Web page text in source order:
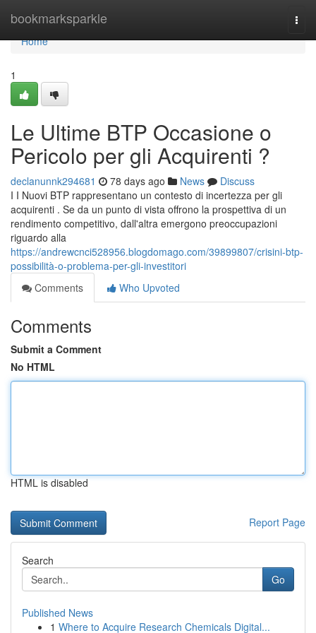
bookmarksparkle
Home
Home
1
Le Ultime BTP Occasione o
Pericolo per gli Acquirenti ?
declanunnk294681 78 days ago News
Discuss
I I Nuovi BTP rappresentano un contesto di incertezza per gli
acquirenti . Se da un punto di vista offrono la prospettiva di un
rendimento competitivo, dall'altra emergono preoccupazioni
riguardo alla
https://andrewcnci528956.blogdomago.com/39899807/crisini-btp-
possibilità-o-problema-per-gli-investitori
Comments
Who Upvoted
Comments
Submit a Comment
No HTML
HTML is disabled
Report Page
Search
Go
Published News
1 Where to Acquire Research Chemicals Digital...